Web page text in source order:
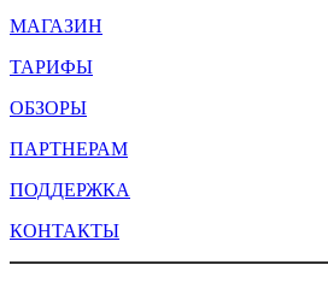
МАГАЗИН
ТАРИФЫ
ОБЗОРЫ
ПАРТНЕРАМ
ПОДДЕРЖКА
КОНТАКТЫ